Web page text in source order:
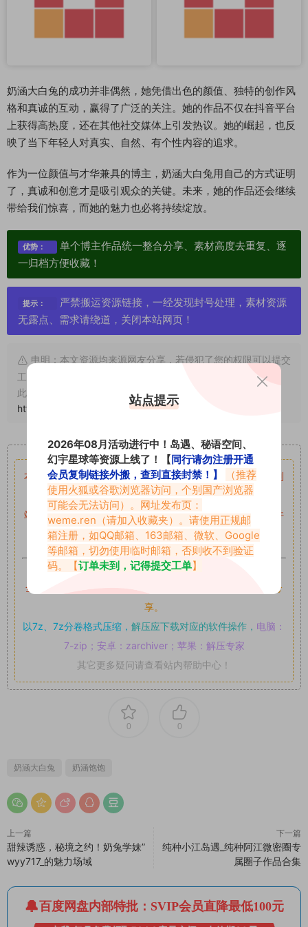
奶涵大白兔的成功并非偶然，她凭借出色的颜值、独特的创作风
格和真诚的互动，赢得了广泛的关注。她的作品不仅在抖音平台
上获得高热度，还在其他社交媒体上引发热议。她的崛起，也反
映了当下年轻人对真实、自然、有个性内容的追求。
作为一位颜值与才华兼具的博主，奶涵大白兔用自己的方式证明
了，真诚和创意才是吸引观众的关键。未来，她的作品还会继续
带给我们惊喜，而她的魅力也必将持续绽放。
优势：
单个博主作品统一整合分享、素材高度去重复、逐
一归档方便收藏！
提示：
严禁搬运资源链接，一经发现封号处理，素材资源
无露点、需求请绕道，关闭本站网页！
申明：本文资源均来源网友分享，若侵犯了您的权限可以提交
工单处理。
此外本文章皆属于原创文章，转载请注明出处！原文链接：
https://www.vmiba.com/18505.html
重要声明
本站资源均来自网络分享，如有侵犯你的权益请私信留言
收到
留言后，我们会第一时间进行审核后删除。
站内资源为网友个人学习或测试研究使用，未经原版权作者许
可,禁止用于任何商业途径！请在下载24小时内删除！
如果遇到付费才可获取的素材，建议升级
全站付费素材可提供补档服务
素材以主流网盘分
享。
以7z、7z分卷格式压缩， 解压应下载对应的软件操作， 电脑：
7-zip；安卓：zarchiver；苹果：解压专家
其它更多疑问请查看站内帮助中心！
0 0
奶涵大白兔 奶涵饱饱
上一篇
甜辣诱惑，秘境之约！奶兔学妹”
wyy717_的魅力场域
下一篇
纯种小江岛遇_纯种阿江微密圈专
属圈子作品合集
百度网盘内部特批：SVIP会员直降最低100元
站点提示
2026年08月活动进行中！岛遇、秘语空间、
幻宇星球等资源上线了！【同行请勿注册开通
会员复制链接外搬，查到直接封禁！】
（推荐
使用火狐或谷歌浏览器访问，个别国产浏览器
可能会无法访问）。网址发布页：
weme.ren （请加入收藏夹）。请使用正规邮
箱注册，如QQ邮箱、163邮箱、微软、Google
等邮箱，切勿使用临时邮箱，否则收不到验证
码。【订单未到，记得提交工单】